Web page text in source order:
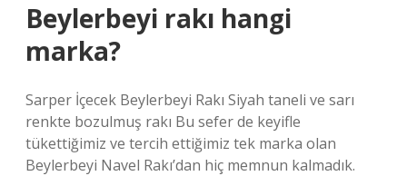
Beylerbeyi rakı hangi
marka?
Sarper İçecek Beylerbeyi Rakı Siyah taneli ve sarı
renkte bozulmuş rakı Bu sefer de keyifle
tükettiğimiz ve tercih ettiğimiz tek marka olan
Beylerbeyi Navel Rakı’dan hiç memnun kalmadık.